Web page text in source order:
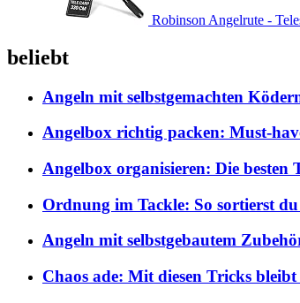
Robinson Angelrute -
beliebt
Angeln mit selbstgemachten
Angelbox richtig packen: Must-
Angelbox organisieren: Die
Ordnung im Tackle: So sortierst
Angeln mit selbstgebautem
Chaos ade: Mit diesen Tricks